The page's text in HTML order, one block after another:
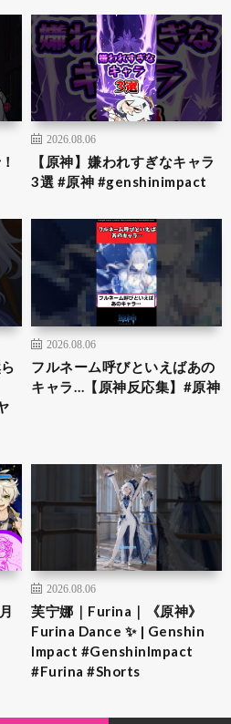
2026.08.06
【原神】嫌われすぎなキャラ
3選 #原神 #genshinimpact
2026.08.06
フルネーム呼びといえばあの
キャラ…【原神反応集】#原神
2026.08.06
芙宁娜｜Furina｜《原神》
Furina Dance ✨ | Genshin
Impact #GenshinImpact
#Furina #Shorts